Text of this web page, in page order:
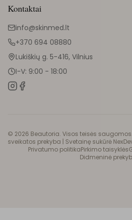
Kontaktai
info@skinmed.lt
+370 694 08880
Lukiškių g. 5-416, Vilnius
I-V: 9:00 - 18:00
© 2026 Beautoria. Visos teisės
sveikatos prekyba | Svetainę sukūrė
Privatumo politikaPirkimo taisyklės
Didmeninė